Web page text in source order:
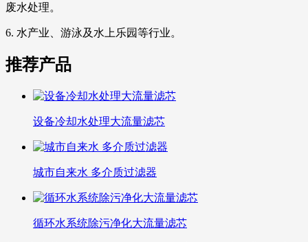
废水处理。
6. 水产业、游泳及水上乐园等行业。
推荐产品
设备冷却水处理大流量滤芯
城市自来水 多介质过滤器
循环水系统除污净化大流量滤芯